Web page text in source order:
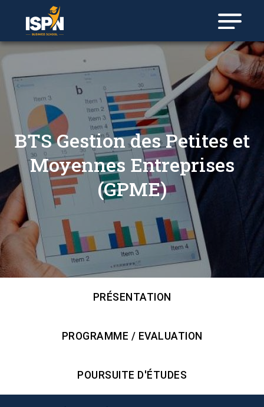
BTS Gestion des Petites et
Moyennes Entreprises
(GPME)
PRÉSENTATION
PROGRAMME / EVALUATION
POURSUITE D'ÉTUDES
Panneau de gestion des cookies